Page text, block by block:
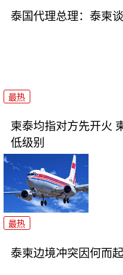
泰国代理总理：泰柬
最热
柬泰均指对方先开火
低级别
最热
泰柬边境冲突因何而